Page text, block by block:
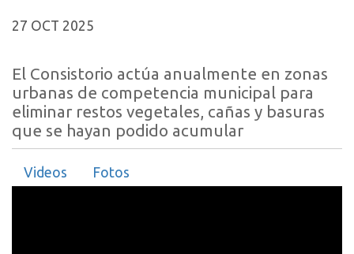
27 OCT 2025
El Consistorio actúa anualmente en zonas
urbanas de competencia municipal para
eliminar restos vegetales, cañas y basuras
que se hayan podido acumular
Videos Fotos